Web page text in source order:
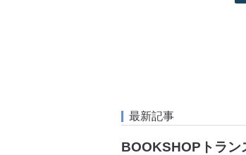
最新記事
BOOKSHOPトラ